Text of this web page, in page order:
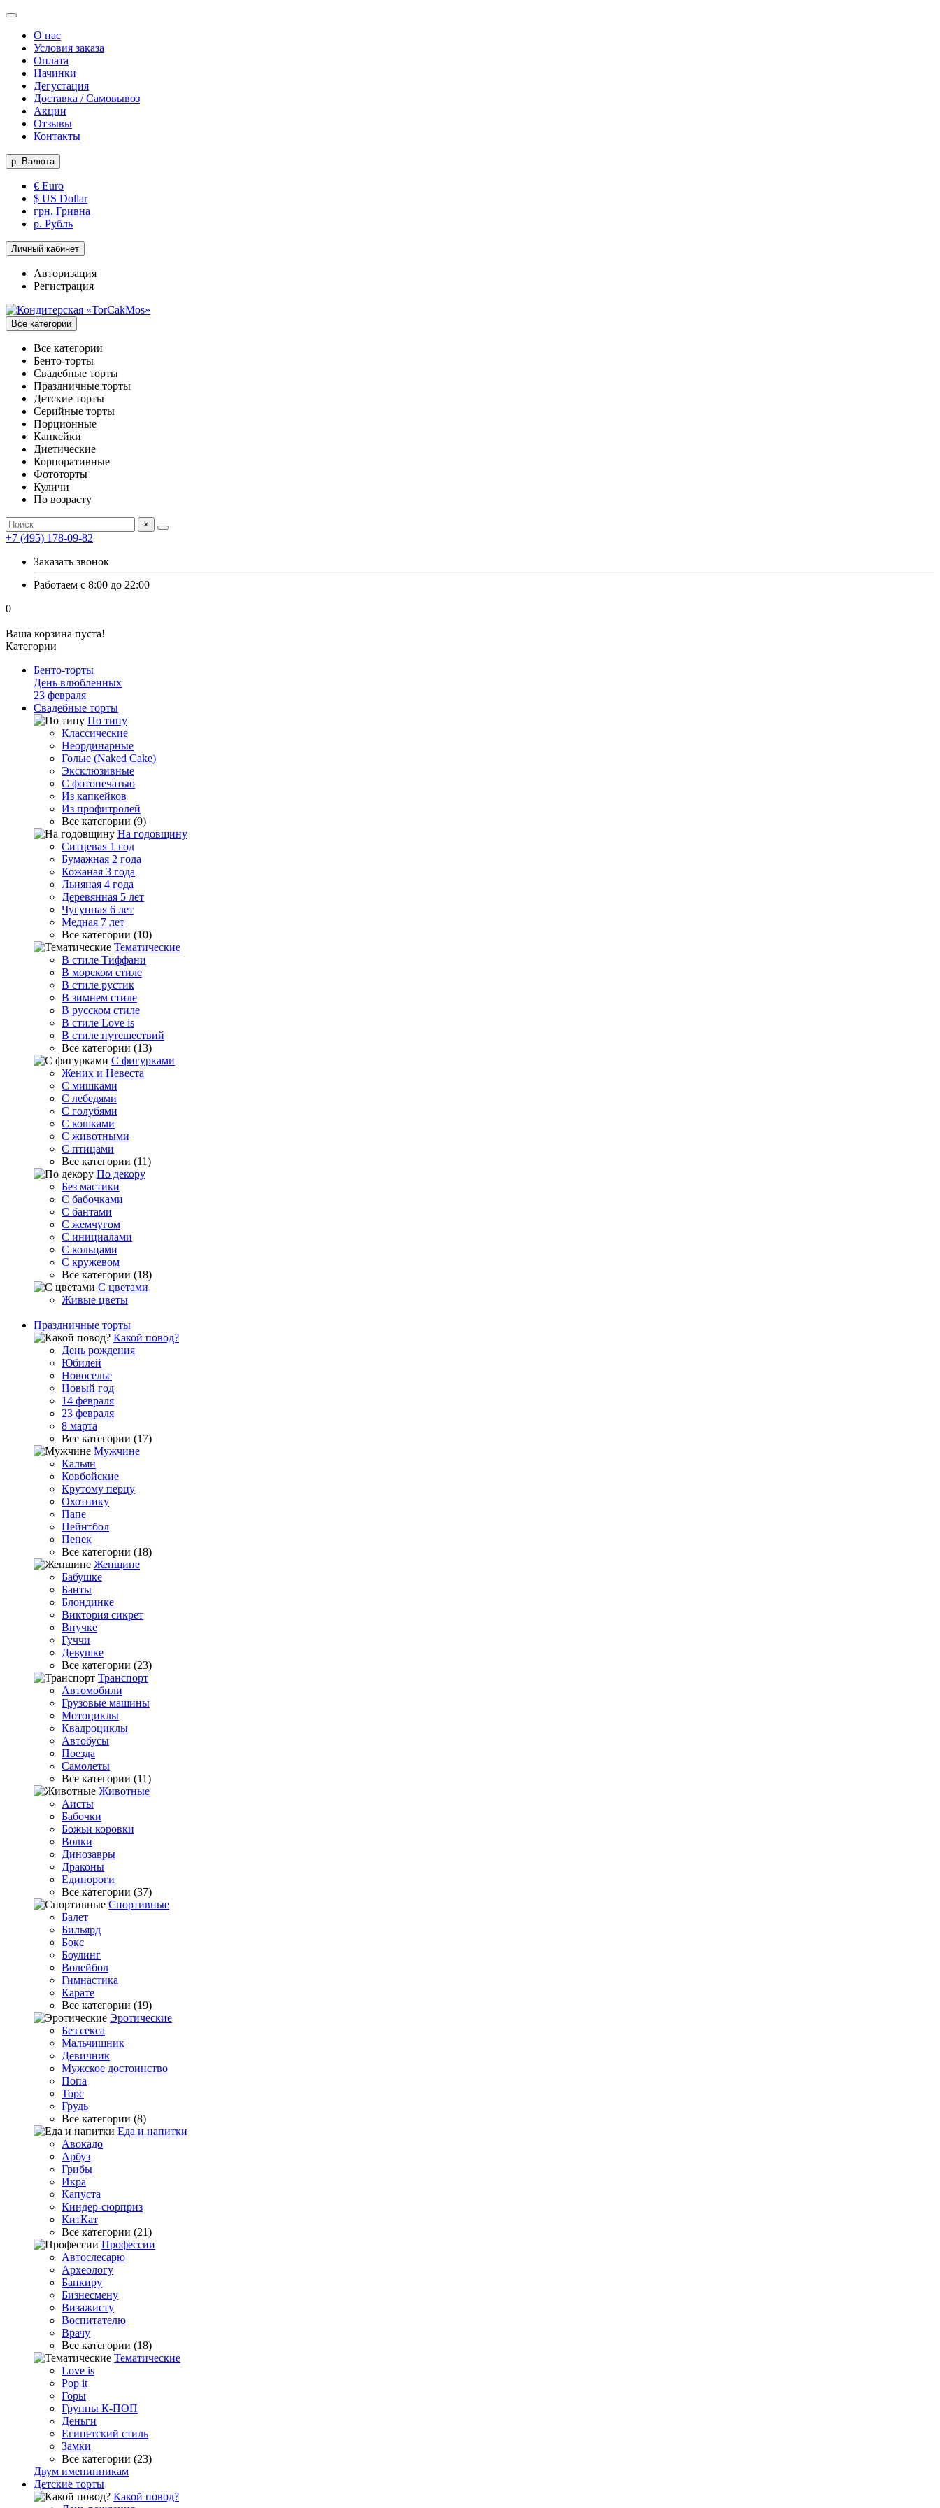
О нас
Условия заказа
Оплата
Начинки
Дегустация
Доставка / Самовывоз
Акции
Отзывы
Контакты
р. Валюта
€ Euro
$ US Dollar
грн. Гривна
р. Рубль
Личный кабинет
Авторизация
Регистрация
Все категории
Все категории
Бенто-торты
Свадебные торты
Праздничные торты
Детские торты
Серийные торты
Порционные
Капкейки
Диетические
Корпоративные
Фототорты
Куличи
По возрасту
×
+7 (495) 178-09-82
Заказать звонок
Работаем с 8:00 до 22:00
0
Ваша корзина пуста!
Категории
Бенто-торты
День влюбленных
23 февраля
Свадебные торты
По типу
Классические
Неординарные
Голые (Naked Cake)
Эксклюзивные
С фотопечатью
Из капкейков
Из профитролей
Все категории (9)
На годовщину
Ситцевая 1 год
Бумажная 2 года
Кожаная 3 года
Льняная 4 года
Деревянная 5 лет
Чугунная 6 лет
Медная 7 лет
Все категории (10)
Тематические
В стиле Тиффани
В морском стиле
В стиле рустик
В зимнем стиле
В русском стиле
В стиле Love is
В стиле путешествий
Все категории (13)
С фигурками
Жених и Невеста
С мишками
С лебедями
С голубями
С кошками
С животными
С птицами
Все категории (11)
По декору
Без мастики
С бабочками
С бантами
С жемчугом
С инициалами
С кольцами
С кружевом
Все категории (18)
С цветами
Живые цветы
Праздничные торты
Какой повод?
День рождения
Юбилей
Новоселье
Новый год
14 февраля
23 февраля
8 марта
Все категории (17)
Мужчине
Кальян
Ковбойские
Крутому перцу
Охотнику
Папе
Пейнтбол
Пенек
Все категории (18)
Женщине
Бабушке
Банты
Блондинке
Виктория сикрет
Внучке
Гуччи
Девушке
Все категории (23)
Транспорт
Автомобили
Грузовые машины
Мотоциклы
Квадроциклы
Автобусы
Поезда
Самолеты
Все категории (11)
Животные
Аисты
Бабочки
Божьи коровки
Волки
Динозавры
Драконы
Единороги
Все категории (37)
Спортивные
Балет
Бильярд
Бокс
Боулинг
Волейбол
Гимнастика
Карате
Все категории (19)
Эротические
Без секса
Мальчишник
Девичник
Мужское достоинство
Попа
Торс
Грудь
Все категории (8)
Еда и напитки
Авокадо
Арбуз
Грибы
Икра
Капуста
Киндер-сюрприз
КитКат
Все категории (21)
Профессии
Автослесарю
Археологу
Банкиру
Бизнесмену
Визажисту
Воспитателю
Врачу
Все категории (18)
Тематические
Love is
Pop it
Горы
Группы К-ПОП
Деньги
Египетский стиль
Замки
Все категории (23)
Двум именинникам
Детские торты
Какой повод?